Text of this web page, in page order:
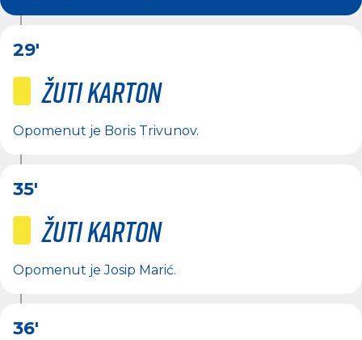
29'
Žuti karton
Opomenut je Boris Trivunov.
35'
Žuti karton
Opomenut jeJosip Marić.
36'